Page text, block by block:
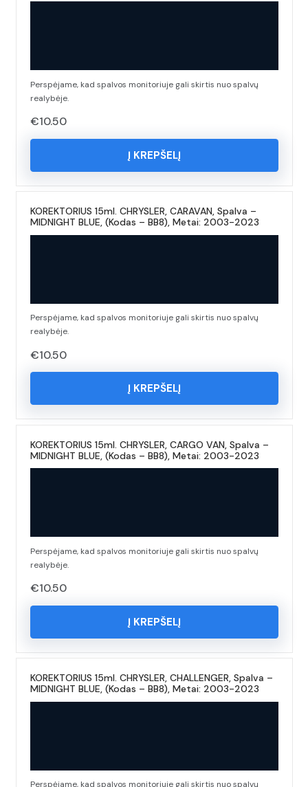
Perspėjame, kad spalvos monitoriuje gali skirtis nuo spalvų
realybėje.
€10.50
Į KREPŠELĮ
KOREKTORIUS 15ml. CHRYSLER, CARAVAN, Spalva –
MIDNIGHT BLUE, (Kodas – BB8), Metai: 2003-2023
Perspėjame, kad spalvos monitoriuje gali skirtis nuo spalvų
realybėje.
€10.50
Į KREPŠELĮ
KOREKTORIUS 15ml. CHRYSLER, CARGO VAN, Spalva –
MIDNIGHT BLUE, (Kodas – BB8), Metai: 2003-2023
Perspėjame, kad spalvos monitoriuje gali skirtis nuo spalvų
realybėje.
€10.50
Į KREPŠELĮ
KOREKTORIUS 15ml. CHRYSLER, CHALLENGER, Spalva –
MIDNIGHT BLUE, (Kodas – BB8), Metai: 2003-2023
Perspėjame, kad spalvos monitoriuje gali skirtis nuo spalvų